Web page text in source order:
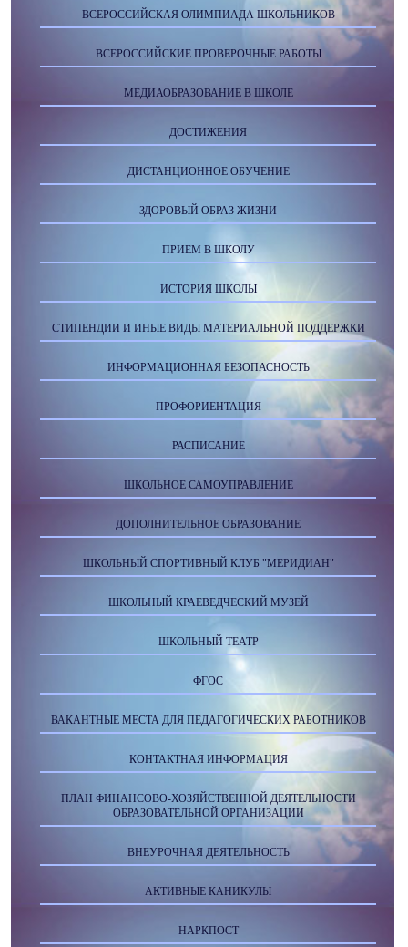
ВСЕРОССИЙСКАЯ ОЛИМПИАДА ШКОЛЬНИКОВ
ВСЕРОССИЙСКИЕ ПРОВЕРОЧНЫЕ РАБОТЫ
МЕДИАОБРАЗОВАНИЕ В ШКОЛЕ
ДОСТИЖЕНИЯ
ДИСТАНЦИОННОЕ ОБУЧЕНИЕ
ЗДОРОВЫЙ ОБРАЗ ЖИЗНИ
ПРИЕМ В ШКОЛУ
ИСТОРИЯ ШКОЛЫ
СТИПЕНДИИ И ИНЫЕ ВИДЫ МАТЕРИАЛЬНОЙ ПОДДЕРЖКИ
ИНФОРМАЦИОННАЯ БЕЗОПАСНОСТЬ
ПРОФОРИЕНТАЦИЯ
РАСПИСАНИЕ
ШКОЛЬНОЕ САМОУПРАВЛЕНИЕ
ДОПОЛНИТЕЛЬНОЕ ОБРАЗОВАНИЕ
ШКОЛЬНЫЙ СПОРТИВНЫЙ КЛУБ "МЕРИДИАН"
ШКОЛЬНЫЙ КРАЕВЕДЧЕСКИЙ МУЗЕЙ
ШКОЛЬНЫЙ ТЕАТР
ФГОС
ВАКАНТНЫЕ МЕСТА ДЛЯ ПЕДАГОГИЧЕСКИХ РАБОТНИКОВ
КОНТАКТНАЯ ИНФОРМАЦИЯ
ПЛАН ФИНАНСОВО-ХОЗЯЙСТВЕННОЙ ДЕЯТЕЛЬНОСТИ
ОБРАЗОВАТЕЛЬНОЙ ОРГАНИЗАЦИИ
ВНЕУРОЧНАЯ ДЕЯТЕЛЬНОСТЬ
АКТИВНЫЕ КАНИКУЛЫ
НАРКПОСТ